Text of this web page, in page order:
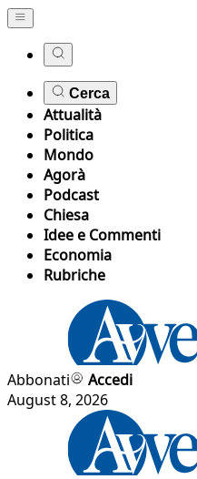
Cerca
Attualità
Politica
Mondo
Agorà
Podcast
Chiesa
Idee e Commenti
Economia
Rubriche
Abbonati
Accedi
August 8, 2026